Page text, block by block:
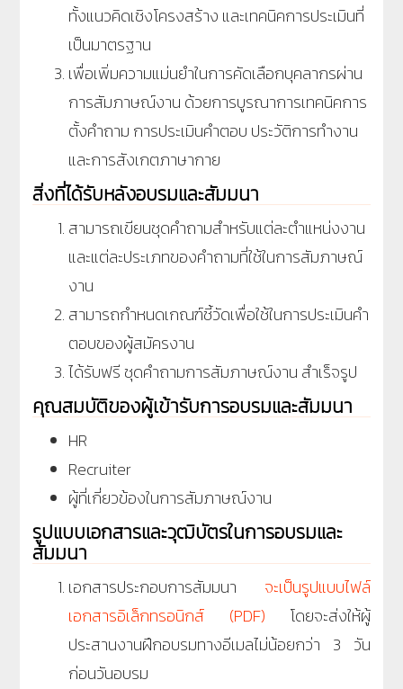
ทั้งแนวคิดเชิงโครงสร้าง และเทคนิคการประเมินที่
เป็นมาตรฐาน
เพื่อเพิ่มความแม่นยำในการคัดเลือกบุคลากรผ่าน
การสัมภาษณ์งาน ด้วยการบูรณาการเทคนิคการ
ตั้งคำถาม การประเมินคำตอบ ประวัติการทำงาน
และการสังเกตภาษากาย
สิ่งที่ได้รับหลังอบรมและสัมมนา
สามารถเขียนชุดคำถามสำหรับแต่ละตำแหน่งงาน
และแต่ละประเภทของคำถามที่ใช้ในการสัมภาษณ์
งาน
สามารถกำหนดเกณฑ์ชี้วัดเพื่อใช้ในการประเมินคำ
ตอบของผู้สมัครงาน
ได้รับฟรี ชุดคำถามการสัมภาษณ์งาน สำเร็จรูป
คุณสมบัติของผู้เข้ารับการอบรมและสัมมนา
HR
Recruiter
ผู้ที่เกี่ยวข้องในการสัมภาษณ์งาน
รูปแบบเอกสารและวุฒิบัตรในการอบรมและ
สัมมนา
เอกสารประกอบการสัมมนา จะเป็นรูปแบบไฟล์
เอกสารอิเล็กทรอนิกส์ (PDF) โดยจะส่งให้ผู้
ประสานงานฝึกอบรมทางอีเมลไม่น้อยกว่า 3 วัน
ก่อนวันอบรม